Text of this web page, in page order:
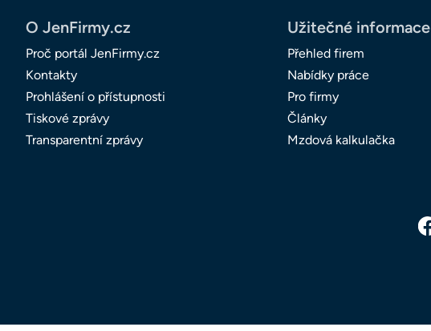
O JenFirmy.cz
Proč portál JenFirmy.cz
Kontakty
Prohlášení o přístupnosti
Tiskové zprávy
Transparentní zprávy
Užitečné informace
Přehled firem
Nabídky práce
Pro firmy
Články
Mzdová kalkulačka